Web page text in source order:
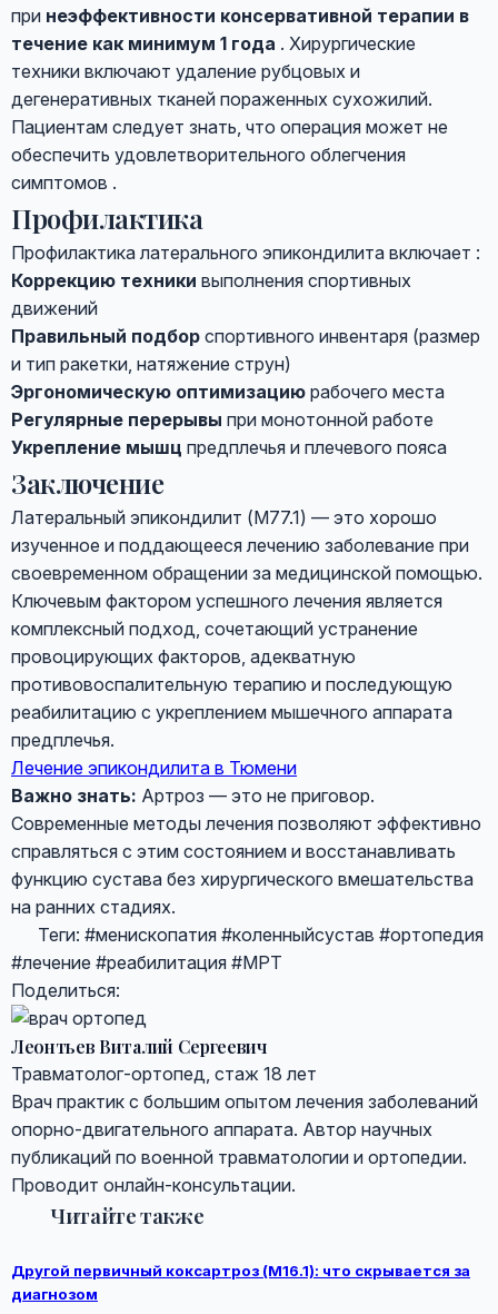
при неэффективности консервативной терапии в
течение как минимум 1 года . Хирургические
техники включают удаление рубцовых и
дегенеративных тканей пораженных сухожилий.
Пациентам следует знать, что операция может не
обеспечить удовлетворительного облегчения
симптомов .
Профилактика
Профилактика латерального эпикондилита включает :
Коррекцию техники выполнения спортивных
движений
Правильный подбор спортивного инвентаря (размер
и тип ракетки, натяжение струн)
Эргономическую оптимизацию рабочего места
Регулярные перерывы при монотонной работе
Укрепление мышц предплечья и плечевого пояса
Заключение
Латеральный эпикондилит (M77.1) — это хорошо
изученное и поддающееся лечению заболевание при
своевременном обращении за медицинской помощью.
Ключевым фактором успешного лечения является
комплексный подход, сочетающий устранение
провоцирующих факторов, адекватную
противовоспалительную терапию и последующую
реабилитацию с укреплением мышечного аппарата
предплечья.
Лечение эпикондилита в Тюмени
Важно знать: Артроз — это не приговор.
Современные методы лечения позволяют эффективно
справляться с этим состоянием и восстанавливать
функцию сустава без хирургического вмешательства
на ранних стадиях.
Теги: #менископатия #коленныйсустав #ортопедия
#лечение #реабилитация #МРТ
Поделиться:
Леонтьев Виталий Сергеевич
Травматолог-ортопед, стаж 18 лет
Врач практик с большим опытом лечения заболеваний
опорно-двигательного аппарата. Автор научных
публикаций по военной травматологии и ортопедии.
Проводит онлайн-консультации.
Читайте также
Другой первичный коксартроз (M16.1): что скрывается за
диагнозом